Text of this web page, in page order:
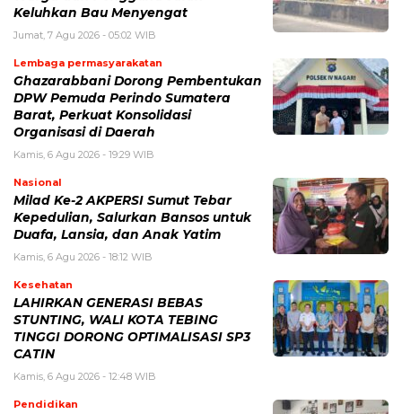
Keluhkan Bau Menyengat
Jumat, 7 Agu 2026 - 05:02 WIB
Lembaga permasyarakatan
Ghazarabbani Dorong Pembentukan
DPW Pemuda Perindo Sumatera
Barat, Perkuat Konsolidasi
Organisasi di Daerah
Kamis, 6 Agu 2026 - 19:29 WIB
Nasional
Milad Ke-2 AKPERSI Sumut Tebar
Kepedulian, Salurkan Bansos untuk
Duafa, Lansia, dan Anak Yatim
Kamis, 6 Agu 2026 - 18:12 WIB
Kesehatan
LAHIRKAN GENERASI BEBAS
STUNTING, WALI KOTA TEBING
TINGGI DORONG OPTIMALISASI SP3
CATIN
Kamis, 6 Agu 2026 - 12:48 WIB
Pendidikan